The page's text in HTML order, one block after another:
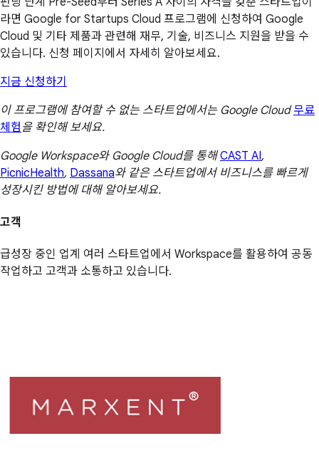
라면 Google for Startups Cloud 프로그램에 신청하여 Google
Cloud 및 기타 제품과 관련해 재무, 기술, 비즈니스 지원을 받을 수
있습니다. 신청 페이지에서 자세히 알아보세요.
지금 신청하기
이 프로그램에 참여할 수 없는 스타트업에서는 Google Cloud무료
체험 을 확인해 보세요.
Google Workspace와 Google Cloud를 통해CAST AI,
PicnicHealth, Dassana와 같은 스타트업에서 비즈니스를 빠르게
성장시킨 방법에 대해 알아보세요.
고객
급성장 중인 업계 여러 스타트업에서 Workspace를 활용하여 공동
작업하고 고객과 소통하고 있습니다.